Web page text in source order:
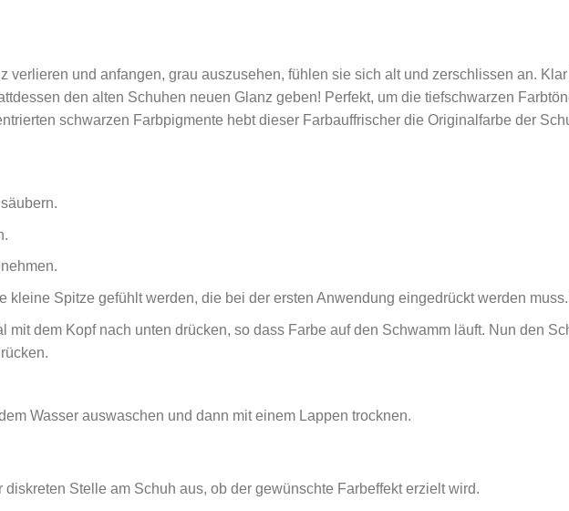
verlieren und anfangen, grau auszusehen, fühlen sie sich alt und zerschlissen an.
den alten Schuhen neuen Glanz geben! Perfekt, um die tiefschwarzen
schwarzen Farbpigmente hebt dieser Farbauffrischer die Originalfarbe der
kleine Spitze gefühlt werden, die bei der ersten Anwendung eingedrückt werden
mit dem Kopf nach unten drücken, so dass Farbe auf den Schwamm läuft. Nun den
Wasser auswaschen und dann mit einem Lappen trocknen.
Stelle am Schuh aus, ob der gewünschte Farbeffekt erzielt wird.